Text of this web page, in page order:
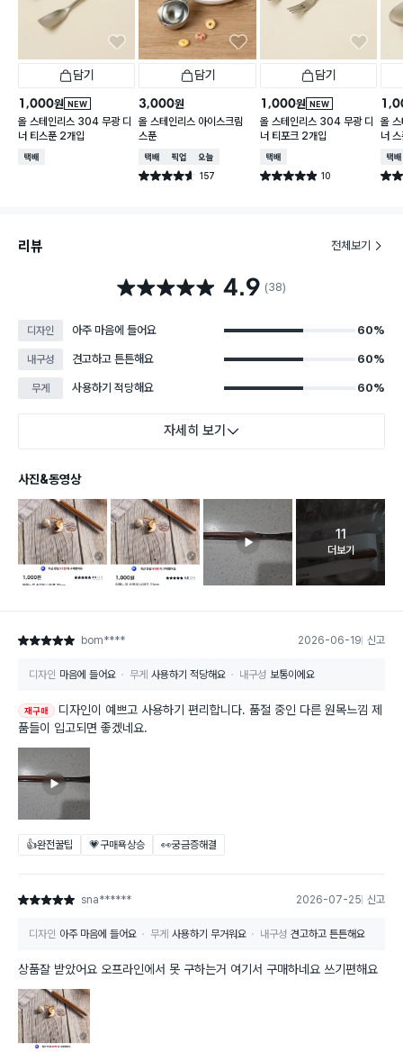
담기
NEW
1,000원
올 스테인리스 304 무광 디
너 티스푼 2개입
택배배송
담기
3,000원
올 스테인리스 아이스크림
스푼
택배배송매장픽업오늘배송
별점 4.6점 157
건 작성
담기
NEW
1,000원
올 스테인리스 304 무광 디
너 티포크 2개입
택배배송
별점 4.9점 10
건 작성
올
너
택배
별점
리뷰 전체보기
별점 4.9점 4.9 (38)
디자인 아주 마음에 들어요 60%
내구성 견고하고 튼튼해요 60%
무게 사용하기 적당해요 60%
자세히 보기
사진&동영상
고객 리뷰
11
더보기
별점 5점 bom**** 2026-06-19 신고
디자인 마음에 들어요 무게 사용하기 적당해요 내구성 보통이에요
재구매
디자인이 예쁘고 사용하기 편리합니다. 품절 중인 다른 원목느낌 제
품들이 입고되면 좋겠네요.
👍완전꿀팁 💗구매욕상승 👀궁금증해결
별점 5점 sna****** 2026-07-25 신고
디자인 아주 마음에 들어요 무게 사용하기 무거워요 내구성 견고하고 튼튼해요
상품잘 받았어요 오프라인에서 못 구하는거 여기서 구매하네요 쓰기편해요